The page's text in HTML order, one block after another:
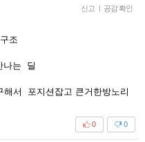
신고 | 공감 확인
조
나는 딜
서 포지션잡고 큰거한방노리
0
0